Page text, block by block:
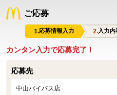
ご応募
応募情報入力 入力内
カンタン入力で応募完了！
応募先
中山バイパス店